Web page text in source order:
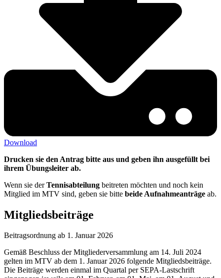
Download
Drucken sie den Antrag bitte aus und geben ihn ausgefüllt bei
ihrem Übungsleiter ab.
Wenn sie derTennisabteilung beitreten möchten und noch kein
Mitglied im MTV sind, geben sie bitte beide Aufnahmeanträge ab.
Mitgliedsbeiträge
Beitragsordnung ab 1. Januar 2026
Gemäß Beschluss der Mitgliederversammlung am 14. Juli 2024
gelten im MTV ab dem 1. Januar 2026 folgende Mitgliedsbeiträge.
Die Beiträge werden einmal im Quartal per SEPA-Lastschrift